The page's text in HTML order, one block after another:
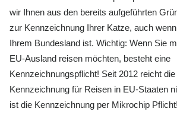
wir Ihnen aus den bereits aufgeführten
zur Kennzeichnung Ihrer Katze, auch
Ihrem Bundesland ist. Wichtig: Wenn Sie
EU-Ausland reisen möchten, besteht eine
Kennzeichnungspflicht! Seit 2012 reicht
Kennzeichnung für Reisen in EU-Staaten
ist die Kennzeichnung per Mikrochip